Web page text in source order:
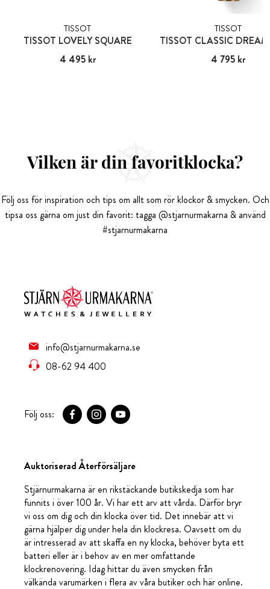
TISSOT
TISSOT LOVELY SQUARE
Pris:4 495 kr
4 495 kr
TISSOT
TISSOT CLASSIC
Pris:4 795 kr
4 795 kr
Vilken är din favoritklocka?
Följ oss för inspiration och tips om allt som rör klockor & smycken. Och
tipsa oss gärna om just din favorit: tagga @stjarnurmakarna & använd
#stjarnurmakarna
info@stjarnurmakarna.se
08-62 94 400
Följ oss:
Auktoriserad Återförsäljare
Stjärnurmakarna är en rikstäckande butikskedja som har
funnits i över 100 år. Vi har ett arv att vårda. Därför bryr
vi oss om dig och din klocka över tid. Det innebär att vi
gärna hjälper dig under hela din klockresa. Oavsett om du
är intresserad av att skaffa en ny klocka, behöver byta ett
batteri eller är i behov av en mer omfattande
klockrenovering. Idag hittar du även smycken från
välkända varumärken i flera av våra butiker och här online.